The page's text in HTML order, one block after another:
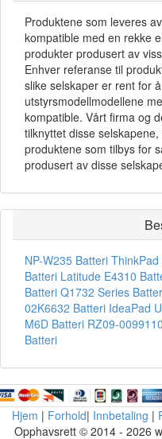
Produktene som leveres
kompatible med en rekke
produkter produsert av
Enhver referanse til
slike selskaper er rent for
utstyrsmodellmodellene
kompatible. Vårt firma og
tilknyttet disse
produktene som tilbys for
produsert av disse
NP-W235 Batteri
Batteri Latitude E4310
Batteri Q1732 Series
02K6632 Batteri IdeaPad
M6D Batteri RZ09-
Batteri
Hjem | Forhold| Innbetaling |
Opphavsrett © 2014 - 2026